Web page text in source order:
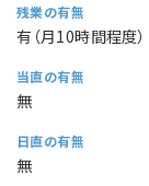
残業の有無
有（月10時間程度）
当直の有無
無
日直の有無
無